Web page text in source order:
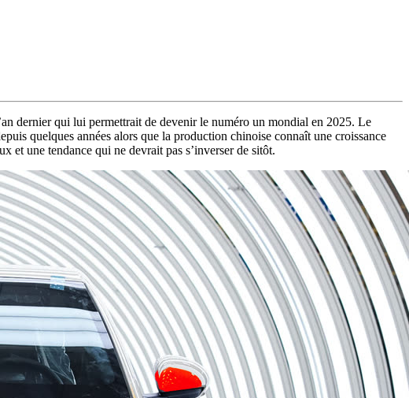
dernier qui lui permettrait de devenir le numéro un mondial en 2025. Le
quelques années alors que la production chinoise connaît une croissance
et une tendance qui ne devrait pas s’inverser de sitôt.